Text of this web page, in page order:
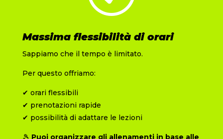
Massima flessibilità di orari
Sappiamo che il tempo è limitato.
Per questo offriamo:
✔ orari flessibili
✔ prenotazioni rapide
✔ possibilità di adattare le lezioni
🎾 Puoi organizzare gli allenamenti in base alle